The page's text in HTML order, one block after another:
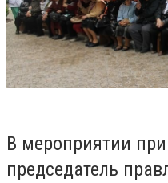
В мероприятии
председатель